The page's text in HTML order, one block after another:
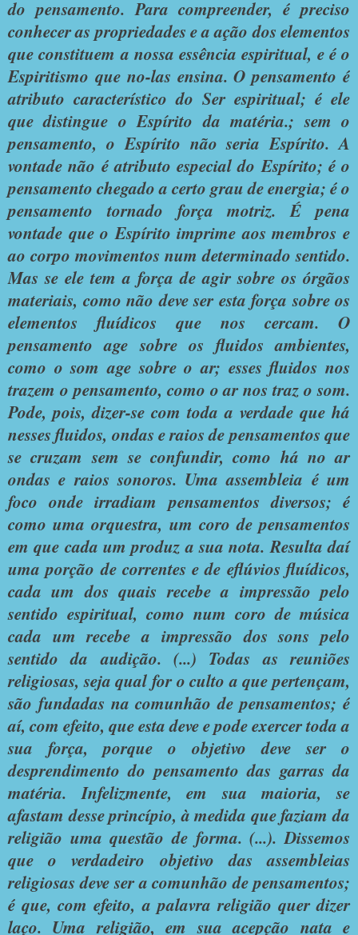
do pensamento. Para compreender, é preciso
conhecer as propriedades e a ação dos elementos
que constituem a nossa essência espiritual, e é o
Espiritismo que no-las ensina. O pensamento é
atributo característico do Ser espiritual; é ele
que distingue o Espírito da matéria.; sem o
pensamento, o Espírito não seria Espírito. A
vontade não é atributo especial do Espírito; é o
pensamento chegado a certo grau de energia; é o
pensamento tornado força motriz. É pena
vontade que o Espírito imprime aos membros e
ao corpo movimentos num determinado sentido.
Mas se ele tem a força de agir sobre os órgãos
materiais, como não deve ser esta força sobre os
elementos fluídicos que nos cercam. O
pensamento age sobre os fluidos ambientes,
como o som age sobre o ar; esses fluidos nos
trazem o pensamento, como o ar nos traz o som.
Pode, pois, dizer-se com toda a verdade que há
nesses fluidos, ondas e raios de pensamentos que
se cruzam sem se confundir, como há no ar
ondas e raios sonoros. Uma assembleia é um
foco onde irradiam pensamentos diversos; é
como uma orquestra, um coro de pensamentos
em que cada um produz a sua nota. Resulta daí
uma porção de correntes e de eflúvios fluídicos,
cada um dos quais recebe a impressão pelo
sentido espiritual, como num coro de música
cada um recebe a impressão dos sons pelo
sentido da audição. (...) Todas as reuniões
religiosas, seja qual for o culto a que pertençam,
são fundadas na comunhão de pensamentos; é
aí, com efeito, que esta deve e pode exercer toda a
sua força, porque o objetivo deve ser o
desprendimento do pensamento das garras da
matéria. Infelizmente, em sua maioria, se
afastam desse princípio, à medida que faziam da
religião uma questão de forma. (...). Dissemos
que o verdadeiro objetivo das assembleias
religiosas deve ser a comunhão de pensamentos;
é que, com efeito, a palavra religião quer dizer
laço. Uma religião, em sua acepção nata e